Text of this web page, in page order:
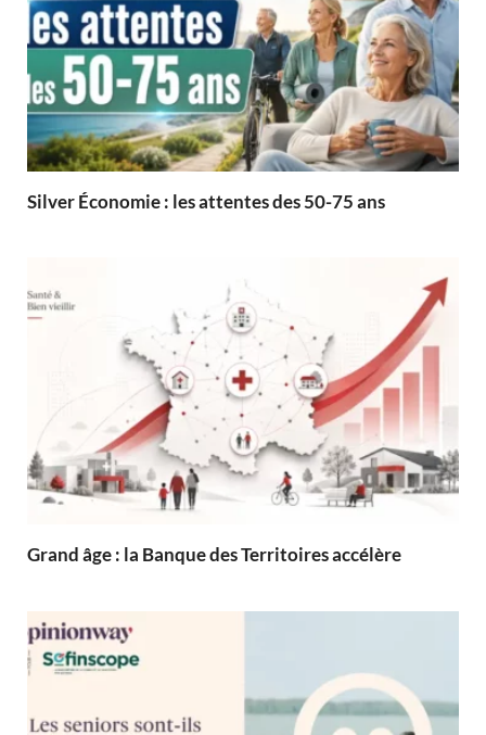
Silver Économie : les attentes des 50-75 ans
Grand âge : la Banque des Territoires accélère